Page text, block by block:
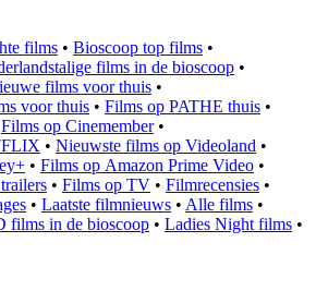
films • Bioscoop top films •
films in de bioscoop •
films voor thuis •
voor thuis • Films op PATHE thuis •
Films op Cinemember•
• Nieuwste films op Videoland •
• Films op Amazon Prime Video •
• Films op TV • Filmrecensies •
• Laatste filmnieuws • Alle films •
films in de bioscoop • Ladies Night films •